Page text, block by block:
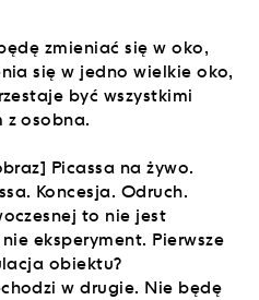
zmieniać się w oko,
się w jedno wielkie oko,
być wszystkimi
z osobna.
Picassa na żywo.
Koncesja. Odruch.
to nie jest
eksperyment. Pierwsze
obiektu?
w drugie. Nie będę